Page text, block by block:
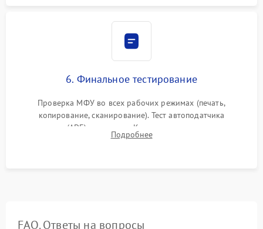
6. Финальное тестирование
Проверка МФУ во всех рабочих режимах (печать,
копирование, сканирование). Тест автоподатчика
документов (ADF) и дуплекса. Контроль качества отпечатка
на отсутствие серого фона, полос и надежность запекания
Подробнее
FAQ. Ответы на вопросы